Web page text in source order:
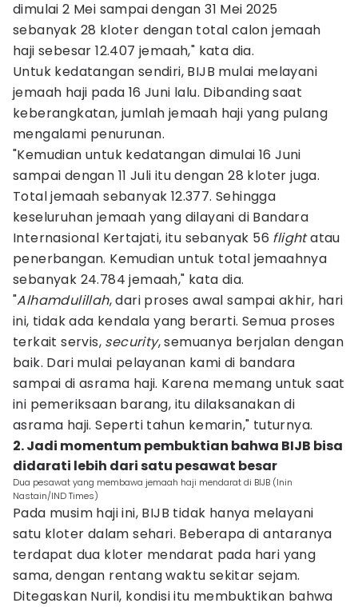
dimulai 2 Mei sampai dengan 31 Mei 2025
sebanyak 28 kloter dengan total calon jemaah
haji sebesar 12.407 jemaah," kata dia.
Untuk kedatangan sendiri, BIJB mulai melayani
jemaah haji pada 16 Juni lalu. Dibanding saat
keberangkatan, jumlah jemaah haji yang pulang
mengalami penurunan.
"Kemudian untuk kedatangan dimulai 16 Juni
sampai dengan 11 Juli itu dengan 28 kloter juga.
Total jemaah sebanyak 12.377. Sehingga
keseluruhan jemaah yang dilayani di Bandara
Internasional Kertajati, itu sebanyak 56 flightatau
penerbangan. Kemudian untuk total jemaahnya
sebanyak 24.784 jemaah," kata dia.
"Alhamdulillah, dari proses awal sampai akhir, hari
ini, tidak ada kendala yang berarti. Semua proses
terkait servis, security, semuanya berjalan dengan
baik. Dari mulai pelayanan kami di bandara
sampai di asrama haji. Karena memang untuk saat
ini pemeriksaan barang, itu dilaksanakan di
asrama haji. Seperti tahun kemarin," tuturnya.
2. Jadi momentum pembuktian bahwa BIJB bisa
didarati lebih dari satu pesawat besar
Dua pesawat yang membawa jemaah haji mendarat di BIJB (Inin
Nastain/IND Times)
Pada musim haji ini, BIJB tidak hanya melayani
satu kloter dalam sehari. Beberapa di antaranya
terdapat dua kloter mendarat pada hari yang
sama, dengan rentang waktu sekitar sejam.
Ditegaskan Nuril, kondisi itu membuktikan bahwa